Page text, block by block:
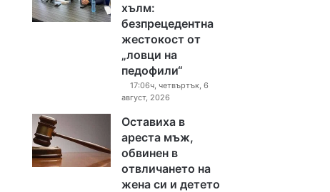
хълм:
безпрецедентна
жестокост от
„ловци на
педофили“
17:06ч, четвъртък, 6
август, 2026
Оставиха в
ареста мъж,
обвинен в
отвличането на
жена си и детето